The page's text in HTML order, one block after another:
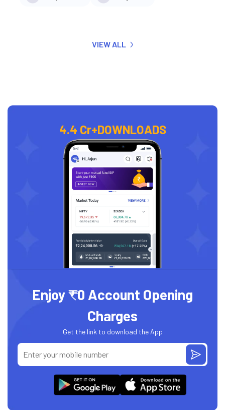
VIEW ALL
4.4 Cr+DOWNLOADS
Enjoy ₹0 Account Opening
Charges
Get the link to download the App